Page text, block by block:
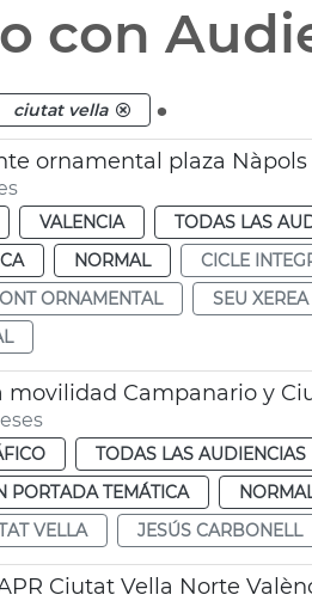
con
ciutat vella .
ornamental plaza Nàpols
VALENCIA TODAS LAS
NORMAL CICLE
ORNAMENTAL SEU XEREA
movilidad Campanario y
TODAS LAS AUDIENCIAS
PORTADA TEMÁTICA
VELLA JESÚS CARBONELL
Ciutat Vella Norte